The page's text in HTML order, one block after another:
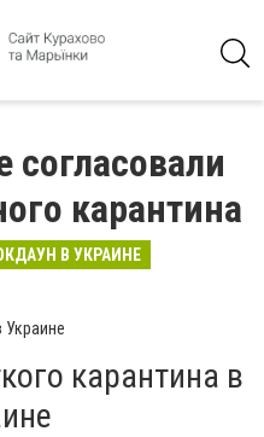
согласовали
карантина
В УКРАИНЕ
Украине
карантина в